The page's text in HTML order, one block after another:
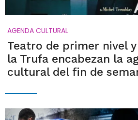
AGENDA CULTURAL
Teatro de primer nivel
la Trufa encabezan la
cultural del fin de